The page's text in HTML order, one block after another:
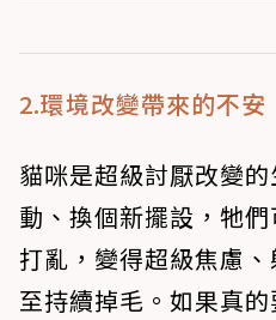
2.環境改變帶來的不安
貓咪是超級討厭改變
動、換個新擺設，牠
打亂，變得超級焦慮
至持續掉毛。如果真